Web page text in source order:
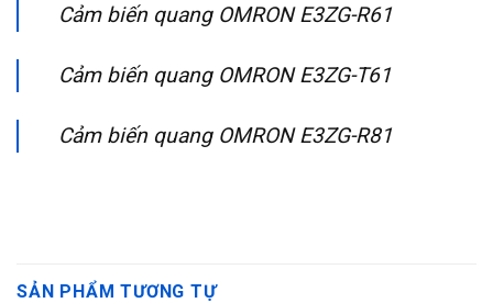
Cảm biến quang OMRON E3ZG-R61
Cảm biến quang OMRON E3ZG-T61
Cảm biến quang OMRON E3ZG-R81
SẢN PHẨM TƯƠNG TỰ